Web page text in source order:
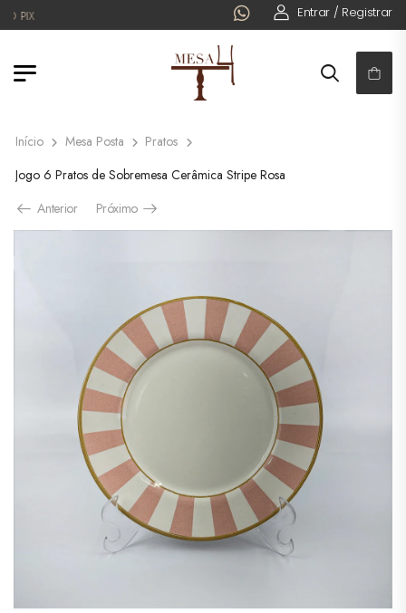
Entrar / Registrar
Início Mesa Posta
Pratos
Jogo 6 Pratos de Sobremesa Cerâmica Stripe Rosa
Anterior
Próximo